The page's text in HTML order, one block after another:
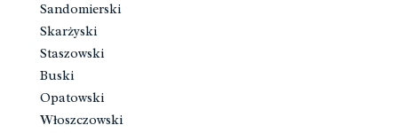
Sandomierski
Skarżyski
Staszowski
Buski
Opatowski
Włoszczowski